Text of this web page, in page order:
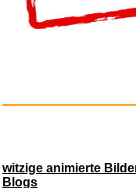
witzige animierte
Blogs